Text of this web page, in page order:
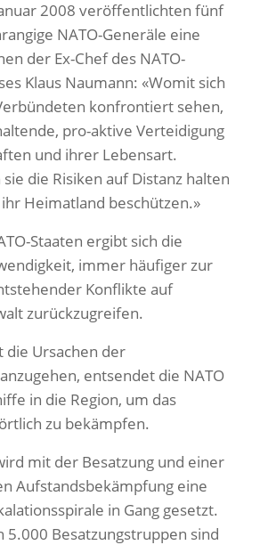
2008 veröffentlichten fünf
NATO-Generäle eine
der Ex-Chef des NATO-
Klaus Naumann: «Womit sich
konfrontiert sehen,
pro-aktive Verteidigung
und ihrer Lebensart.
die Risiken auf Distanz halten
Heimatland beschützen.»
Staaten ergibt sich die
immer häufiger zur
Konflikte auf
zurückzugreifen.
die Ursachen der
entsendet die NATO
in die Region, um das
zu bekämpfen.
mit der Besatzung und einer
Aufstandsbekämpfung eine
in Gang gesetzt.
5.000 Besatzungstruppen sind